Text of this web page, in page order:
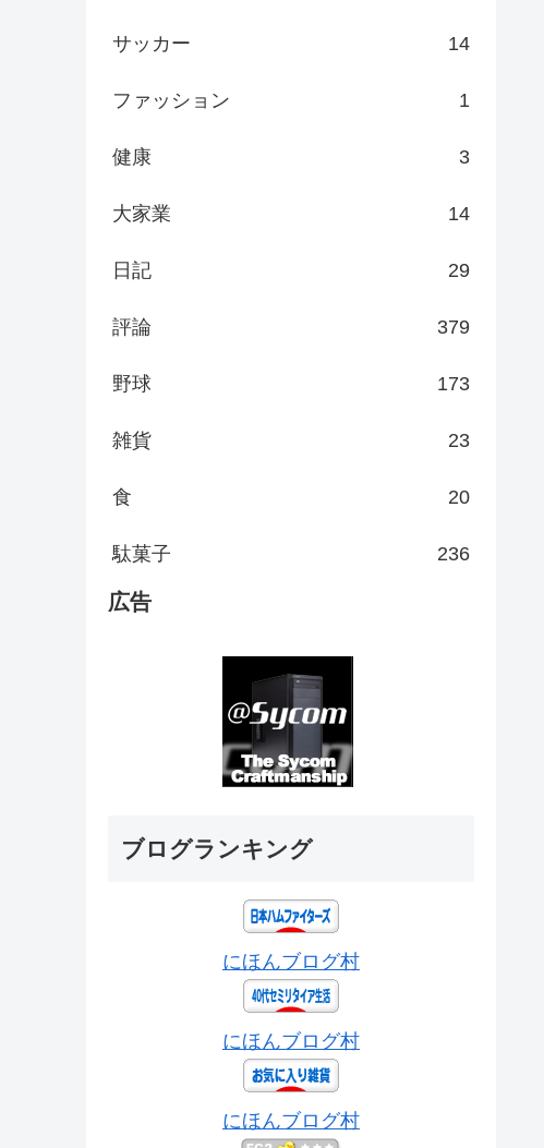
サッカー 14
ファッション 1
健康 3
大家業 14
日記 29
評論 379
野球 173
雑貨 23
食 20
駄菓子 236
広告
ブログランキング
にほんブログ村
にほんブログ村
にほんブログ村